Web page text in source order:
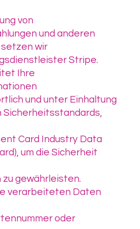
von
und anderen
wir
Stripe.
Ihre
und unter Einhaltung
Card Industry Data
um die Sicherheit
gewährleisten.
verarbeiteten Daten
oder